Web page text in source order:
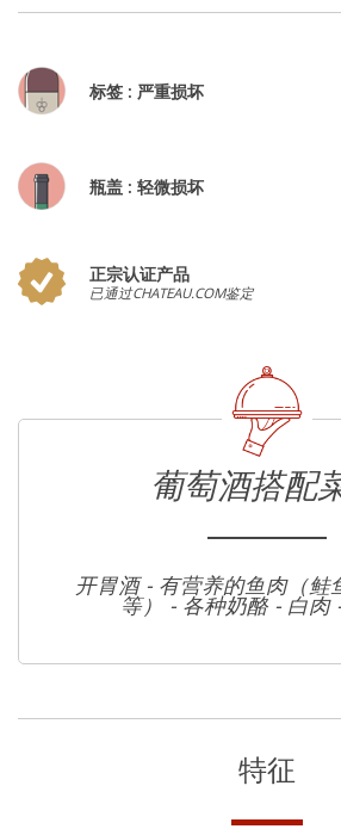
标签 : 严重损坏
瓶盖 : 轻微损坏
正宗认证产品
已通过CHATEAU.COM鉴定
葡萄酒搭配
开胃酒 - 有营养的鱼肉（鲑
等） - 各种奶酪 - 白肉
特征